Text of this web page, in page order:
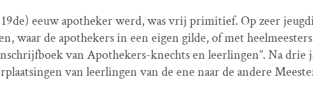
eeuw apotheker werd, was vrij primitief. Op zeer
waar de apothekers in een eigen gilde, of met
van Apothekers-knechts en leerlingen”. Na
van leerlingen van de ene naar de andere